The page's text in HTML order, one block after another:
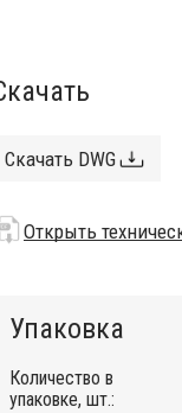
Скачать DWG
Открыть
Упаковка
Количество в
упаковке, шт.: